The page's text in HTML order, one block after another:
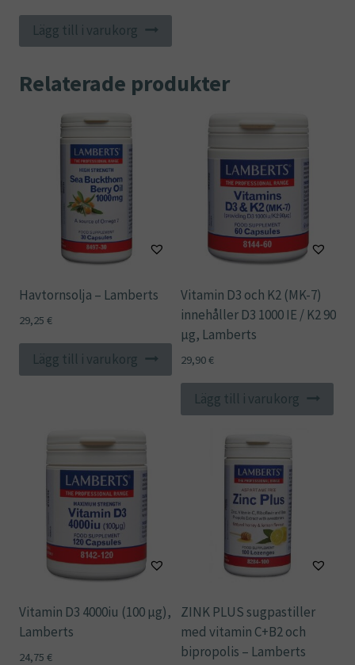
Lägg till i varukorg
Relaterade produkter
Havtornsolja – Lamberts
29,25 €
Lägg till i varukorg
Vitamin D3 och K2 (MK-7)
innehåller D3 1000 IE / K2 90
µg, Lamberts
29,90€
Lägg till i varukorg
Vitamin D3 4000iu (100 µg),
Lamberts
24,75 €
ZINK PLUS sugpastiller
med vitamin C+B2 och
bipropolis – Lamberts